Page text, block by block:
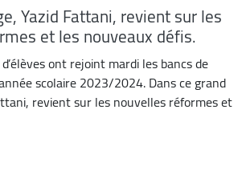
Yazid Fattani, revient sur les
et les nouveaux défis.
ont rejoint mardi les bancs de
scolaire 2023/2024. Dans ce grand
revient sur les nouvelles réformes et